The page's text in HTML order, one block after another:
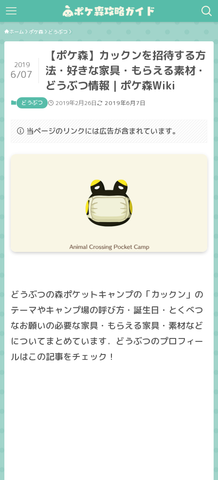
ホーム ポケ森 どうぶつ
【ポケ森】カックンを招待する方
法・好きな家具・もらえる素材・
どうぶつ情報｜ポケ森Wiki
2019
6/07
どうぶつ 2019年2月26日 2019年6月7日
当ページのリンクには広告が含まれています。
どうぶつの森ポケットキャンプの「カックン」の
テーマやキャンプ場の呼び方・誕生日・とくべつ
なお願いの必要な家具・もらえる家具・素材など
についてまとめています．どうぶつのプロフィー
ルはこの記事をチェック！